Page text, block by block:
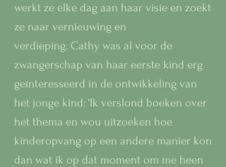
werkt ze elke dag aan haar visie en zoekt
ze naar vernieuwing en
verdieping. Cathy was al voor de
zwangerschap van haar eerste kind erg
geïnteresseerd in de ontwikkeling van
het jonge kind: ‘Ik verslond boeken over
het thema en wou uitzoeken hoe
kinderopvang op een andere manier kon
dan wat ik op dat moment om me heen